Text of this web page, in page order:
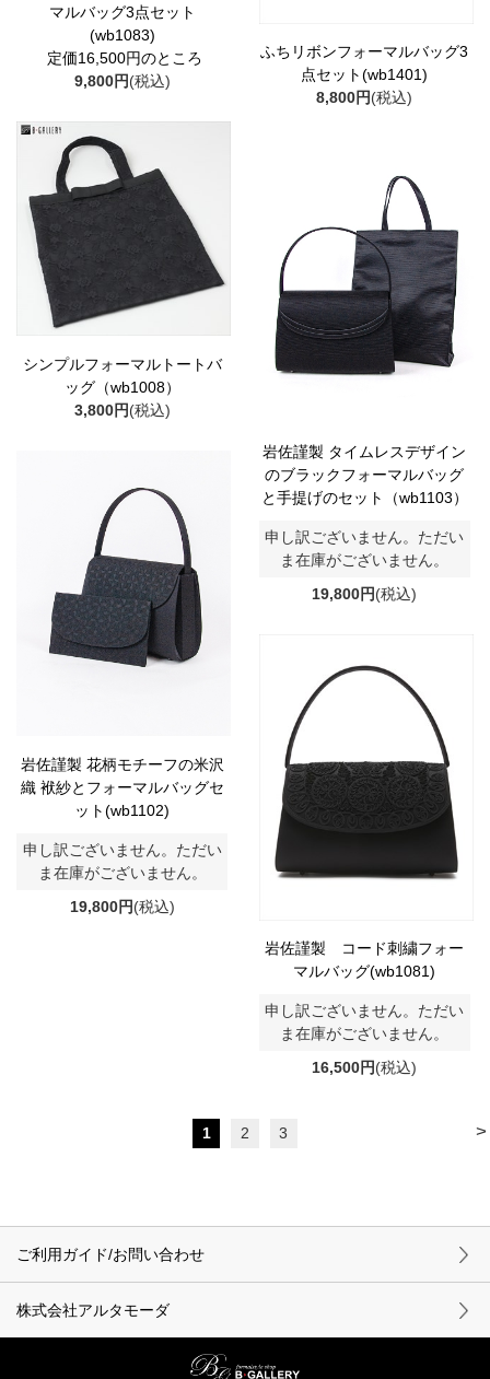
マルバッグ3点セット
(wb1083)
定価16,500円のところ
9,800円(税込)
ふちリボンフォーマルバッグ3
点セット(wb1401)
8,800円(税込)
シンプルフォーマルトートバ
ッグ（wb1008）
3,800円(税込)
岩佐謹製 タイムレスデザイン
のブラックフォーマルバッグ
と手提げのセット（wb1103）
申し訳ございません。ただい
ま在庫がございません。
19,800円(税込)
岩佐謹製 花柄モチーフの米沢
織 袱紗とフォーマルバッグセ
ット(wb1102)
申し訳ございません。ただい
ま在庫がございません。
19,800円(税込)
岩佐謹製 コード刺繍フォー
マルバッグ(wb1081)
申し訳ございません。ただい
ま在庫がございません。
16,500円(税込)
>
1 2 3
ご利用ガイド/お問い合わせ
株式会社アルタモーダ